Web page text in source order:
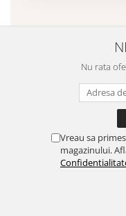
Nu rata
Vreau sa
magazinului.